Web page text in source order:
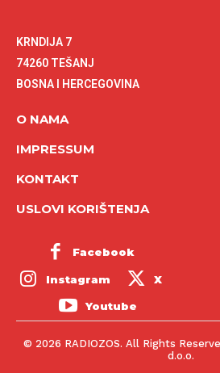
KRNDIJA 7
74260 TEŠANJ
BOSNA I HERCEGOVINA
O NAMA
IMPRESSUM
KONTAKT
USLOVI KORIŠTENJA
Facebook
Instagram X
Youtube
© 2026 RADIOZOS. All Rights
d.o.o.